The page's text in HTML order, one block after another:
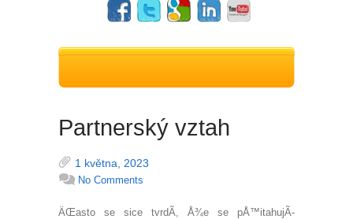
Partnerský vztah
1 května, 2023
No Comments
ÄŒasto se sice tvrdÃ­, Å¾e se pÅ™itahujÃ­